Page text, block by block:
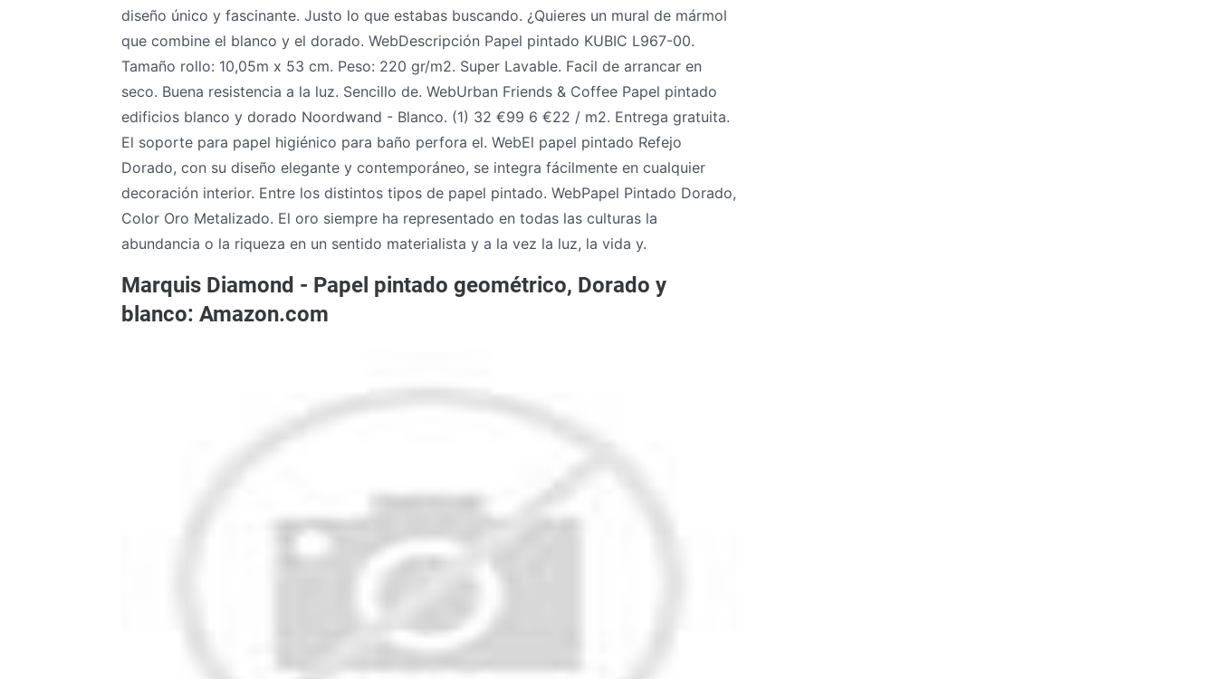
diseño único y fascinante. Justo lo que estabas buscando. ¿Quieres un mural de mármol
que combine el blanco y el dorado. WebDescripción Papel pintado KUBIC L967-00.
Tamaño rollo: 10,05m x 53 cm. Peso: 220 gr/m2. Super Lavable. Facil de arrancar en
seco. Buena resistencia a la luz. Sencillo de. WebUrban Friends & Coffee Papel pintado
edificios blanco y dorado Noordwand - Blanco. (1) 32 €99 6 €22 / m2. Entrega gratuita.
El soporte para papel higiénico para baño perfora el. WebEl papel pintado Refejo
Dorado, con su diseño elegante y contemporáneo, se integra fácilmente en cualquier
decoración interior. Entre los distintos tipos de papel pintado. WebPapel Pintado Dorado,
Color Oro Metalizado. El oro siempre ha representado en todas las culturas la
abundancia o la riqueza en un sentido materialista y a la vez la luz, la vida y.
Marquis Diamond - Papel pintado geométrico, Dorado y
blanco: Amazon.com